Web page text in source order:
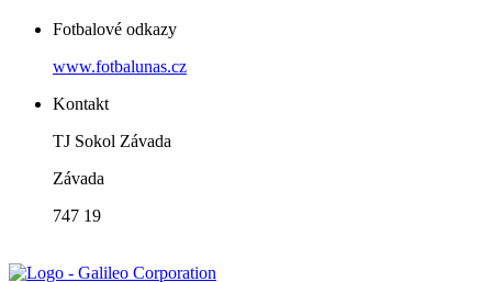
Fotbalové odkazy
www.fotbalunas.cz
Kontakt
TJ Sokol Závada
Závada
747 19